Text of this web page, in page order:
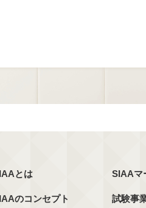
とは
のコンセプト
SIAAマ
試験事